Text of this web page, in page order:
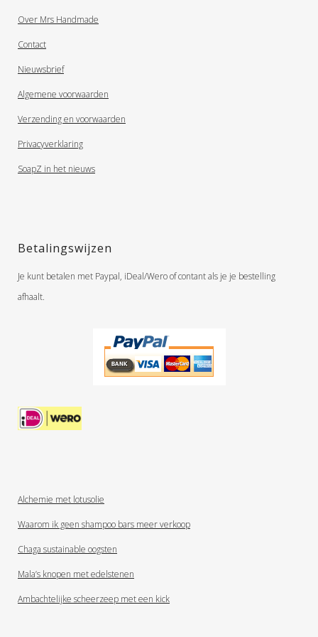
Over Mrs Handmade
Contact
Nieuwsbrief
Algemene voorwaarden
Verzending en voorwaarden
Privacyverklaring
SoapZ in het nieuws
Betalingswijzen
Je kunt betalen met Paypal, iDeal/Wero of contant als je je bestelling
afhaalt.
Alchemie met lotusolie
Waarom ik geen shampoo bars meer verkoop
Chaga sustainable oogsten
Mala’s knopen met edelstenen
Ambachtelijke scheerzeep met een kick